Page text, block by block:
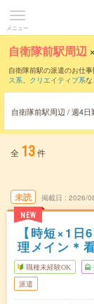
メニュー
自衛隊前駅周辺 ×
自衛隊前駅の派遣のお仕事
ス系、 クリエイティブ系
自衛隊前駅周辺 / 週4日
全 13件
未読
NEW
掲載日 2026/
【時短×1
理メイン＊
職種未経験OK
派遣